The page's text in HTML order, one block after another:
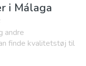
i Málaga
andre
finde kvalitetstøj til